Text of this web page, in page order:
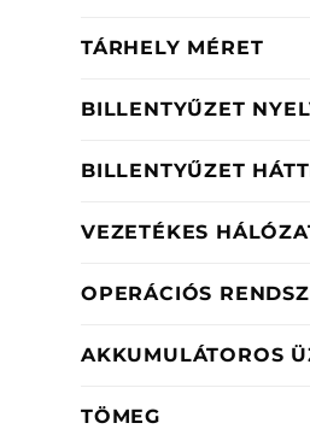
TÁRHELY MÉRET
BILLENTYŰZET
BILLENTYŰZET
VEZETÉKES
OPERÁCIÓS
AKKUMULÁTOROS
TÖMEG